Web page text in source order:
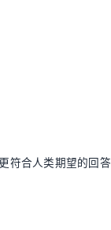
符合人类期望的回答